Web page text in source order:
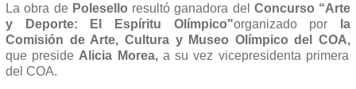
La obra de Polesello resultó ganadora del Concurso “Arte
y Deporte: El Espíritu Olímpico"organizado por
la
Comisión de Arte, Cultura y Museo Olímpico del COA,
que preside Alicia Morea,a su vez vicepresidenta primera
del COA.